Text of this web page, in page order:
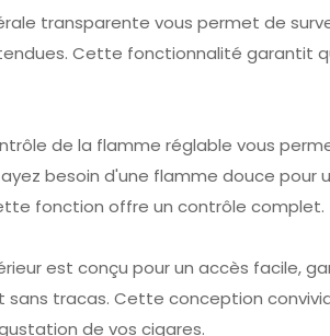
transparente vous permet de
Cette fonctionnalité garantit
de la flamme réglable vous
besoin d'une flamme douce pour
fonction offre un contrôle complet.
est conçu pour un accès facile,
tracas. Cette conception
de vos cigares.